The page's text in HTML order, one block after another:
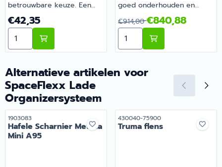
betrouwbare keuze. Een
slimme aanvulling op de
uitrusting van je camper of
caravan. Bestel dit
onderdeel eenvoudig online
recreatiespecialist.
Prijs: 42,35
€42,35
Aantal kiezen voor Dometic S7Z Afdichtingsrubber
goed onderhouden en
compleet. Bij Barsema
Recreatie, specialist in
camper- en
caravanonderdelen, vind je
Van 914,00 voor 840,88
€914,00€840,88
Aantal kiezen voor
Alternatieve artikelen voor
SpaceFlexx Lade
Organizersysteem
Artikelnummer
1903083
Hafele Scharnier Metalla
Mini A95
Artikelnummer
430040-75900
Truma flens